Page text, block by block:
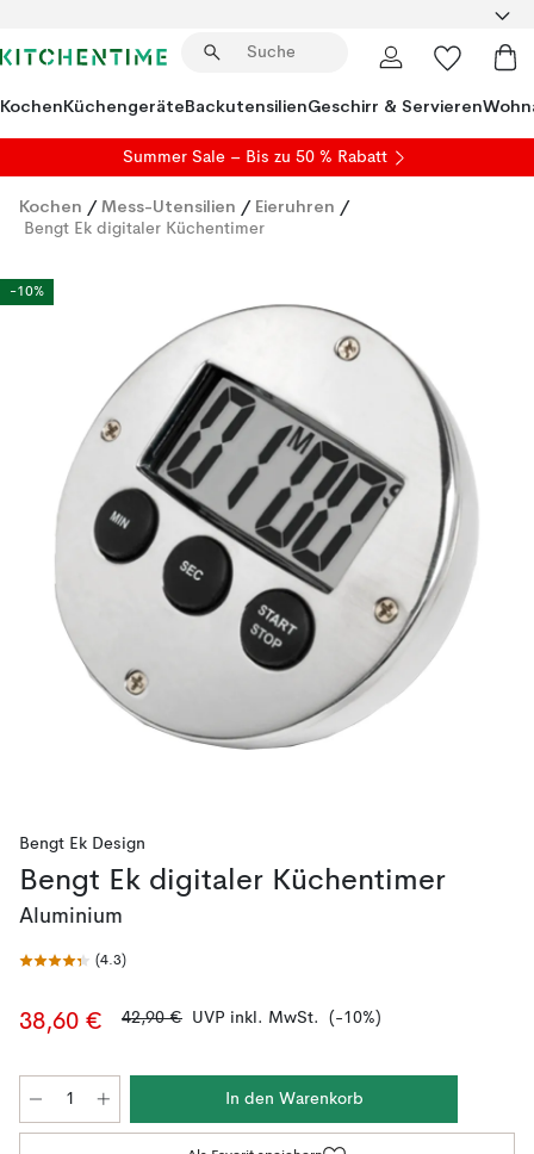
KochenKüchengeräteBackutensilienGeschirr & Servieren
Summer Sale – Bis zu 50 % Rabatt
Kochen / Mess-Utensilien / Eieruhren /
Bengt Ek digitaler Küchentimer
-10%
Bengt Ek Design
Bengt Ek digitaler Küchentimer
Aluminium
(4.3)
38,60 € 42,90 € UVP inkl. MwSt. (-10%)
In den Warenkorb